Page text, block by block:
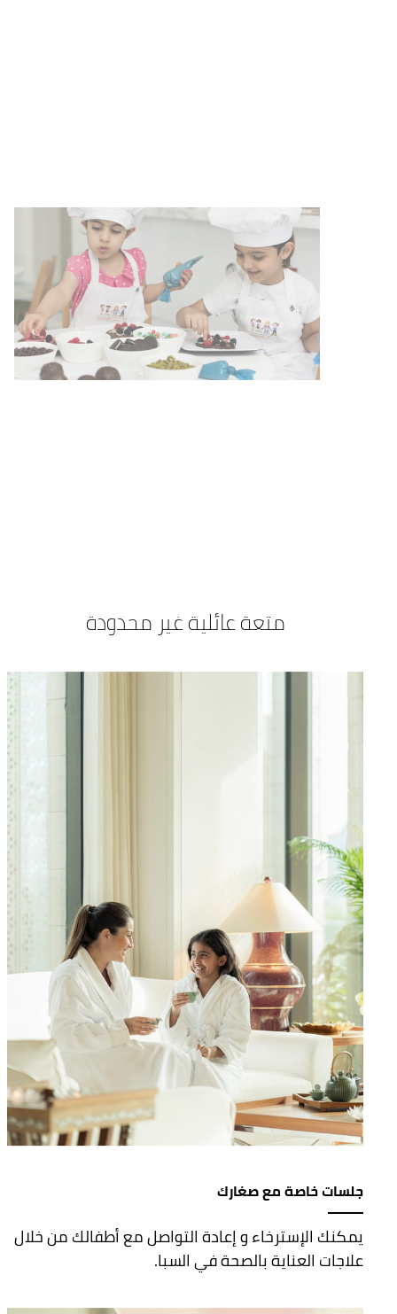
متعة عائلية غير محدودة
جلسات خاصة مع صغارك
يمكنك الإسترخاء و إعادة التواصل مع أطفالك من خلال
علاجات العناية بالصحة في السبا.